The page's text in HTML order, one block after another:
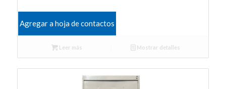
Agregar a hoja de contactos
Leer más Mostrar detalles